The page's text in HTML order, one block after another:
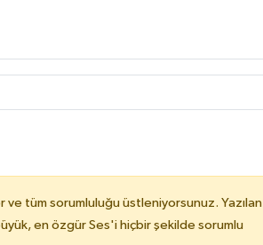
ve tüm sorumluluğu üstleniyorsunuz. Yazılan
en özgür Ses'i hiçbir şekilde sorumlu